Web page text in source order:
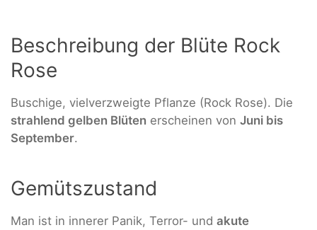
Beschreibung der Blüte Rock
Rose
Buschige, vielverzweigte Pflanze (Rock Rose). Die
strahlend gelben Blüten erscheinen von Juni bis
September.
Gemütszustand
Man ist in innerer Panik, Terror- und akute